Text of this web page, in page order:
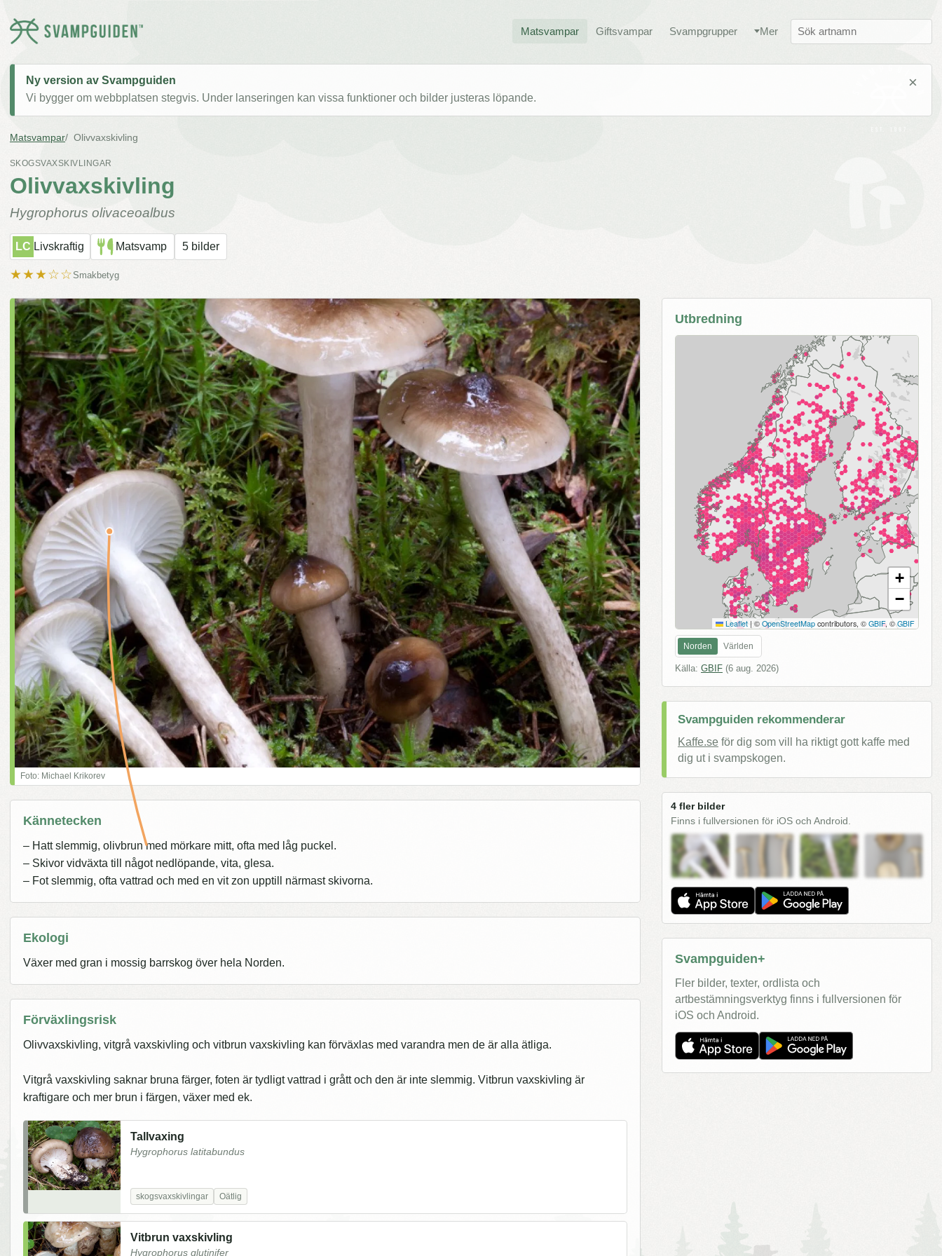
Matsvampar Giftsvampar Svampgrupper Mer
Ny version av Svampguiden
Vi bygger om webbplatsen stegvis. Under lanseringen kan vissa funktioner och bilder justeras löpande.
×
Matsvampar Olivvaxskivling
SKOGSVAXSKIVLINGAR
Olivvaxskivling
Hygrophorus olivaceoalbus
LC Livskraftig Matsvamp 5 bilder
★★★☆☆ Smakbetyg
Foto: Michael Krikorev
Kännetecken
– Hatt slemmig, olivbrun med mörkare mitt, ofta med låg puckel.
– Skivor vidväxta till något nedlöpande, vita, glesa.
– Fot slemmig, ofta vattrad och med en vit zon upptill närmast skivorna.
Ekologi
Växer med gran i mossig barrskog över hela Norden.
Förväxlingsrisk
Olivvaxskivling, vitgrå vaxskivling och vitbrun vaxskivling kan förväxlas med varandra men de är alla ätliga.
Vitgrå vaxskivling saknar bruna färger, foten är tydligt vattrad i grått och den är inte slemmig. Vitbrun vaxskivling är
kraftigare och mer brun i färgen, växer med ek.
Tallvaxing
Hygrophorus latitabundus
skogsvaxskivlingar Oätlig
Vitbrun vaxskivling
Hygrophorus glutinifer
Utbredning
+
−
Leaflet | © OpenStreetMap contributors, © GBIF, ©GBIF
Norden Världen
Källa: GBIF (6 aug. 2026)
Svampguiden rekommenderar
Kaffe.se för dig som vill ha riktigt gott kaffe med
dig ut i svampskogen.
4 fler bilder
Finns i fullversionen för iOS och Android.
Svampguiden+
Fler bilder, texter, ordlista och
artbestämningsverktyg finns i fullversionen för
iOS och Android.